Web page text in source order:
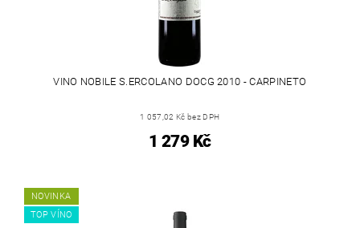
VINO NOBILE S.ERCOLANO DOCG 2010 - CARPINETO
1 057,02 Kč bez DPH
1 279 Kč
NOVINKA
TOP VÍNO